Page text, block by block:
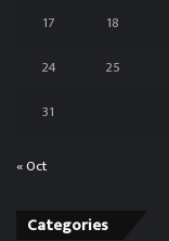
17
18
24
25
31
« Oct
Categories